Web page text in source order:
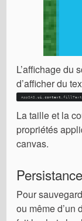
L’affichage du
d’afficher du
AppSAS .ui .context .fillText
La taille et la
propriétés
canvas.
Pour
ou même d’un